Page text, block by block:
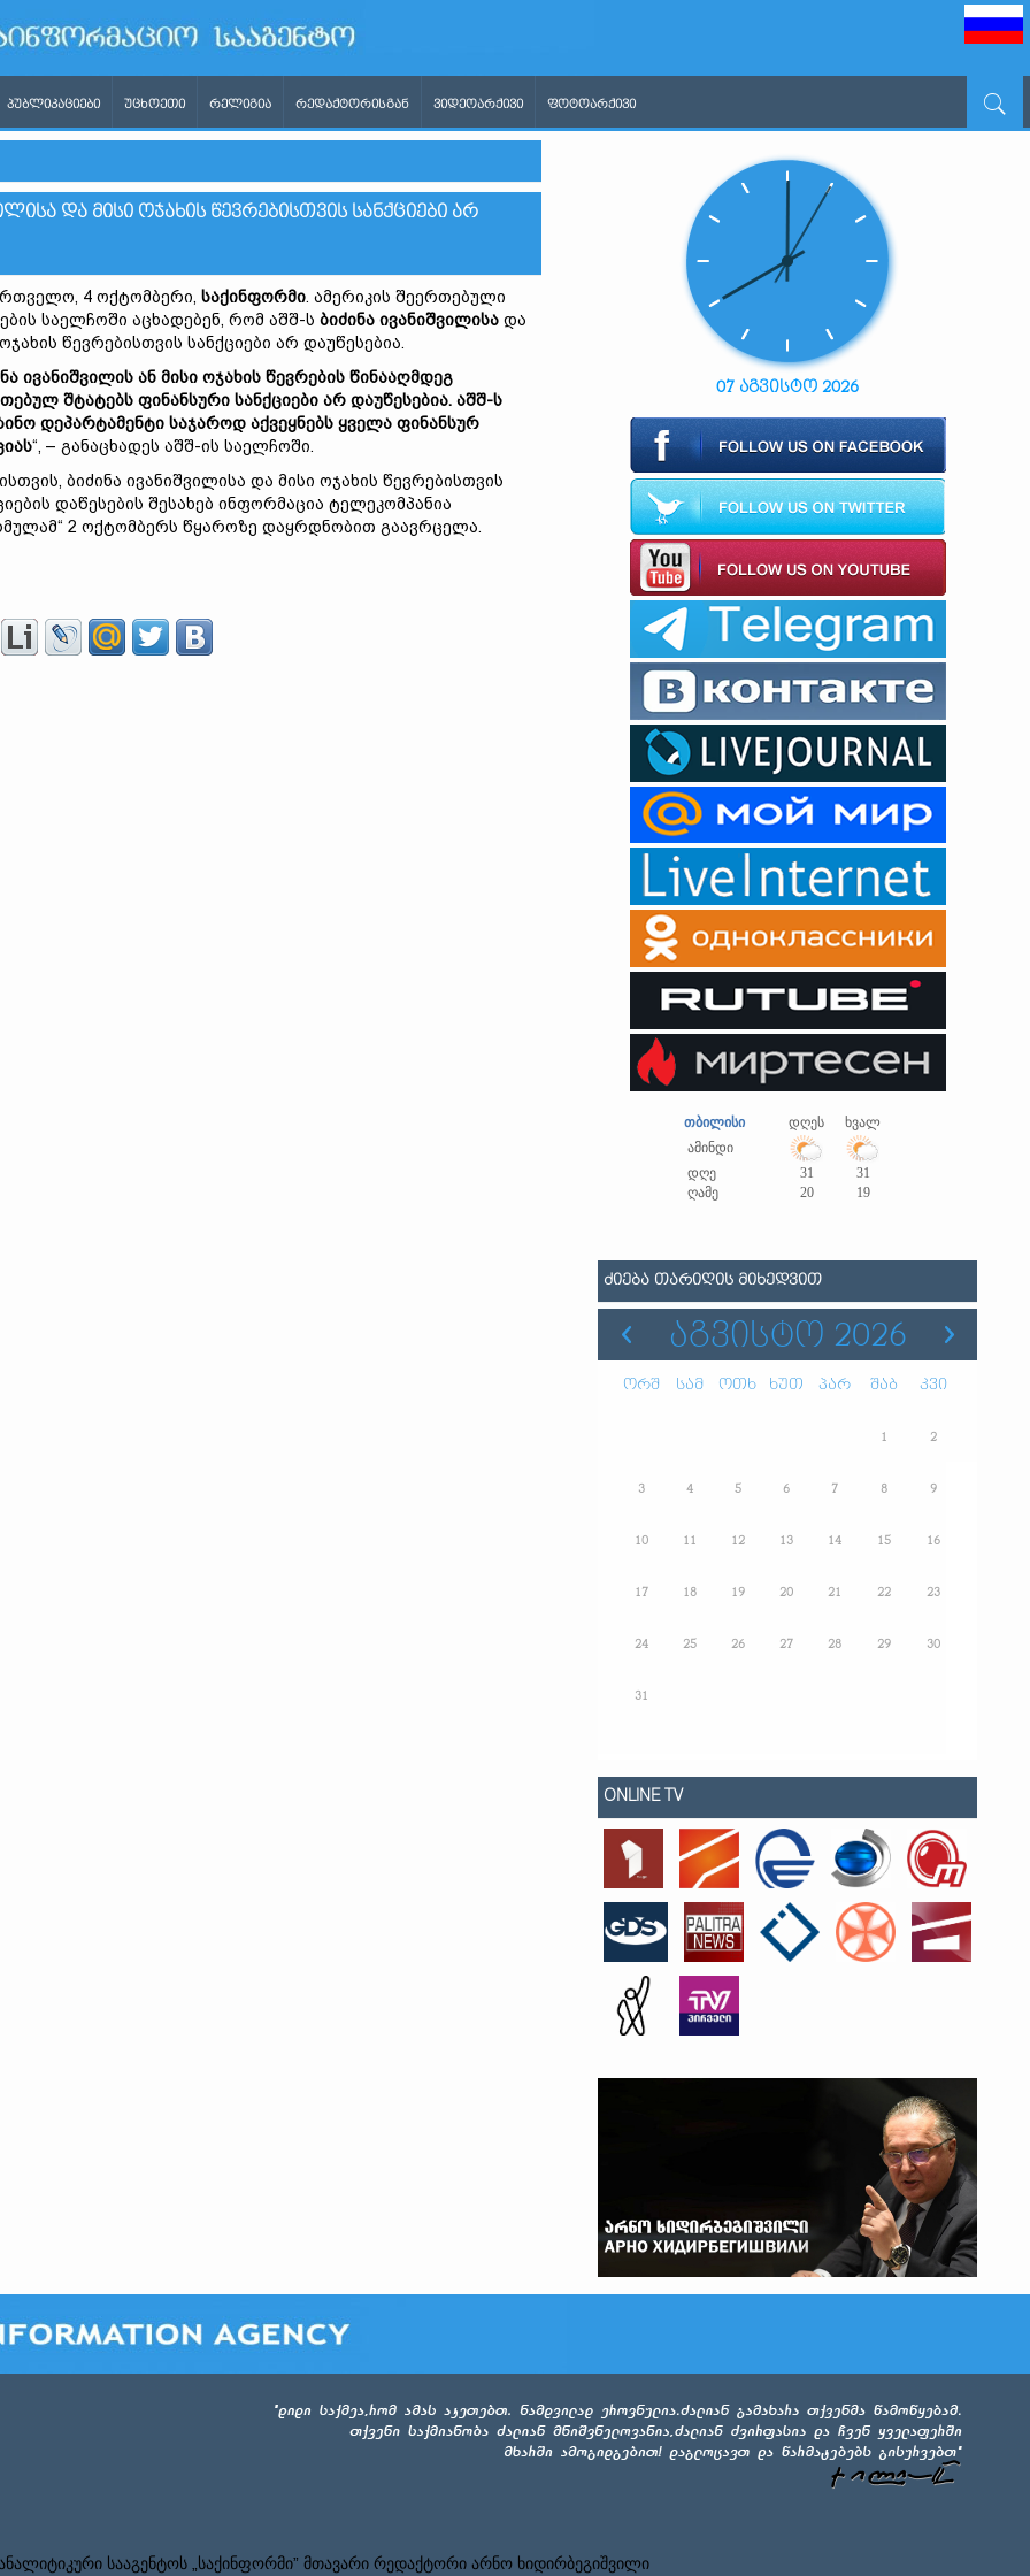
ᲞᲣᲑᲚᲘᲙᲐᲪᲘᲔᲑᲘ ᲣᲪᲮᲝᲔᲗᲘ ᲠᲔᲚᲘᲒᲘᲐ ᲠᲔᲓᲐᲥᲢᲝᲠᲘᲡᲒᲐᲜ ᲕᲘᲓᲔᲝᲐᲠᲥᲘᲕᲘ ᲤᲝᲢᲝᲐᲠᲥᲘᲕᲘ
ᲓᲐ ᲛᲘᲡᲘ ᲝᲯᲐᲮᲘᲡ ᲬᲔᲕᲠᲔᲑᲘᲡᲗᲕᲘᲡ ᲡᲐᲜᲥᲪᲘᲔᲑᲘ ᲐᲠ
4 ოქტომბერი, საქინფორმი. ამერიკის შეერთებული
საელჩოში აცხადებენ, რომ აშშ-ს ბიძინა ივანიშვილისა და
წევრებისთვის სანქციები არ დაუწესებია.
ივანიშვილის ან მისი ოჯახის წევრების წინააღმდეგ
შტატებს ფინანსური სანქციები არ დაუწესებია. აშშ-ს
დეპარტამენტი საჯაროდ აქვეყნებს ყველა ფინანსურ
“, – განაცხადეს აშშ-ის საელჩოში.
ბიძინა ივანიშვილისა და მისი ოჯახის წევრებისთვის
დაწესების შესახებ ინფორმაცია ტელეკომპანია
2 ოქტომბერს წყაროზე დაყრდნობით გაავრცელა.
07 აგვისტო 2026
თბილისი დღეს
ხვალ
ამინდი
დღე
31
31
ღამე
20 19
ᲫᲘᲔᲑᲐ ᲗᲐᲠᲘᲦᲘᲡ ᲛᲘᲮᲔᲓᲕᲘᲗ
ᲐᲒᲕᲘᲡᲢᲝ 2026
ორშ სამ ოთხ ხუთ პარ შაბ კვი
1 2
3 4 5 6 7 8 9
10 11 12 13 14 15 16
17 18 19 20 21 22 23
24 25 26 27 28 29 30
31
ONLINE TV
სააგენტოს „საქინფორმი” მთავარი რედაქტორი არნო ხიდირბეგიშვილი